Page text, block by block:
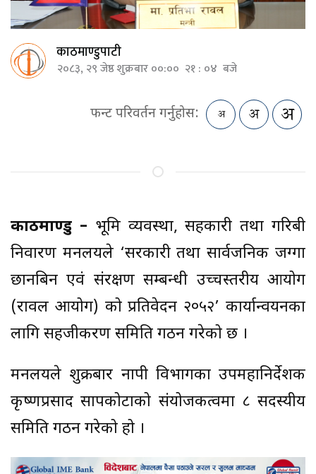
काठमाण्डुपाटी
२०८३, २९ जेष्ठ शुक्रबार ००:०० २१ : ०४ बजे
फन्ट परिवर्तन गर्नुहोस:
काठमाण्डु – भूमि व्यवस्था, सहकारी तथा गरिबी
निवारण मन्त्रालयले ‘सरकारी तथा सार्वजनिक जग्गा
छानबिन एवं संरक्षण सम्बन्धी उच्चस्तरीय आयोग
(रावल आयोग) को प्रतिवेदन २०५२’ कार्यान्वयनका
लागि सहजीकरण समिति गठन गरेको छ ।
मन्त्रालयले शुक्रबार नापी विभागका उपमहानिर्देशक
कृष्णप्रसाद सापकोटाको संयोजकत्वमा ८ सदस्यीय
समिति गठन गरेको हो ।